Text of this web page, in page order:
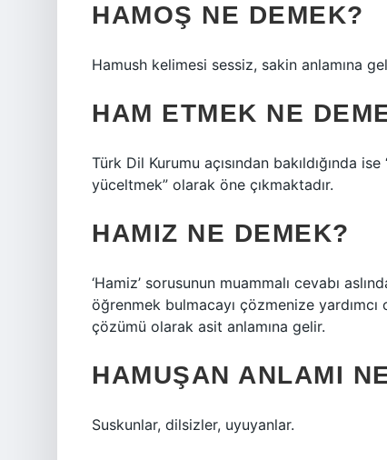
HAMOŞ NE DEMEK?
Hamush kelimesi sessiz, sakin anlamına
HAM ETMEK NE
Türk Dil Kurumu açısından bakıldığında
yüceltmek” olarak öne çıkmaktadır.
HAMIZ NE DEMEK?
‘Hamiz’ sorusunun muammalı cevabı
öğrenmek bulmacayı çözmenize
çözümü olarak asit anlamına gelir.
HAMUŞAN ANLAMI
Suskunlar, dilsizler, uyuyanlar.